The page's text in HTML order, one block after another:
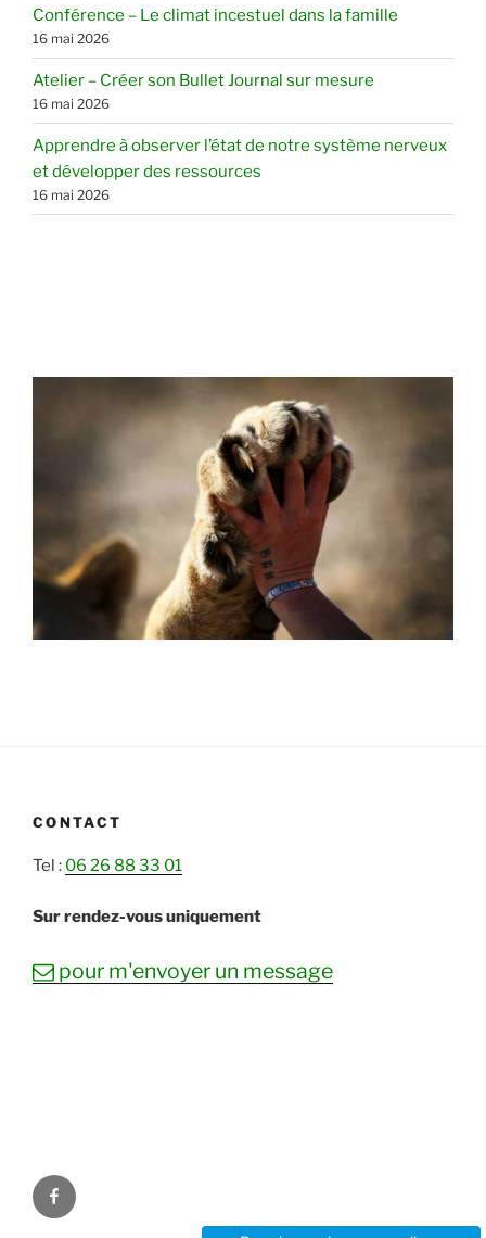
Conférence – Le climat incestuel dans la famille
16 mai 2026
Atelier – Créer son Bullet Journal sur mesure
16 mai 2026
Apprendre à observer l’état de notre système nerveux
et développer des ressources
16 mai 2026
CONTACT
Tel : 06 26 88 33 01
Sur rendez-vous uniquement
mailpour m'envoyer un message
Facebook